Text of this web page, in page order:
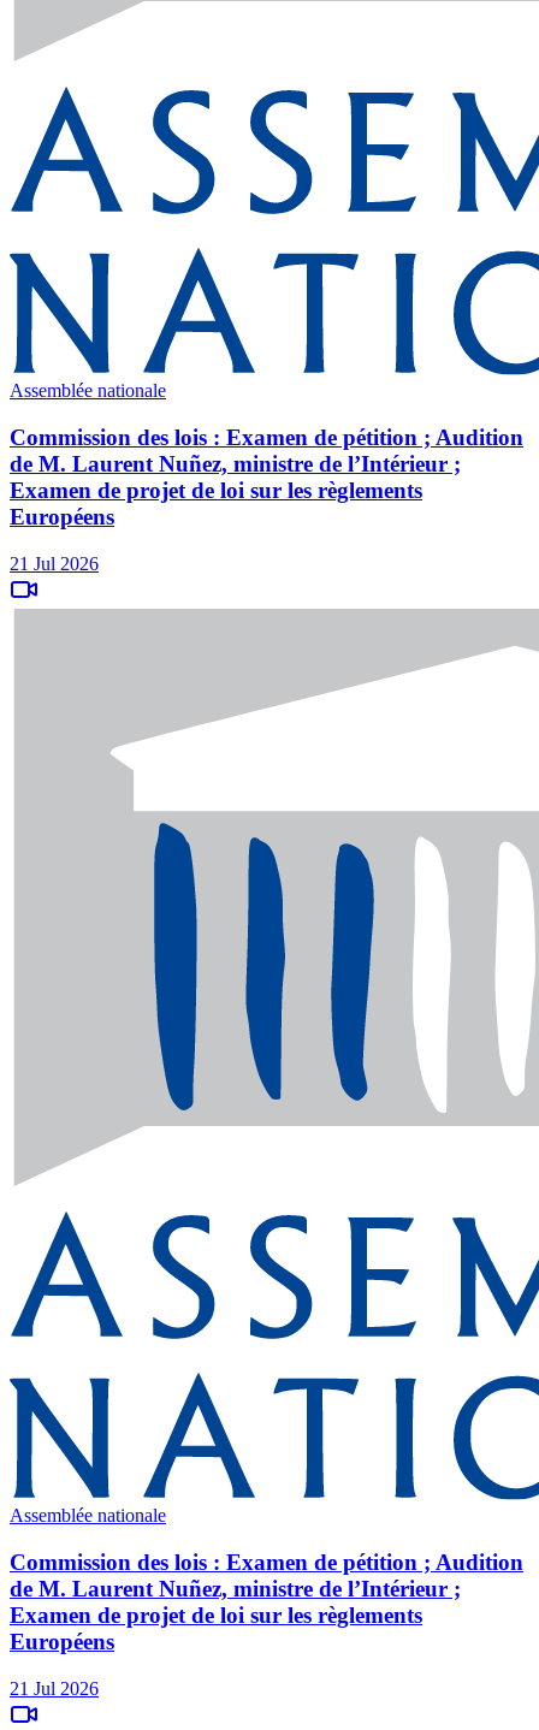
Assemblée nationale
Commission des lois : Examen de pétition ; Audition
de M. Laurent Nuñez, ministre de l’Intérieur ;
Examen de projet de loi sur les règlements
Européens
21 Jul 2026
Assemblée nationale
Commission des lois : Examen de pétition ; Audition
de M. Laurent Nuñez, ministre de l’Intérieur ;
Examen de projet de loi sur les règlements
Européens
21 Jul 2026